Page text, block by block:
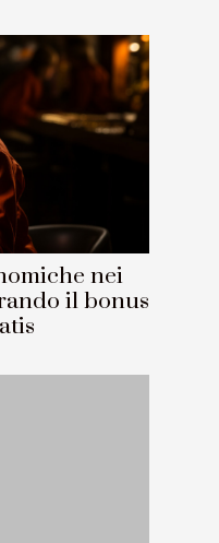
nei
il bonus